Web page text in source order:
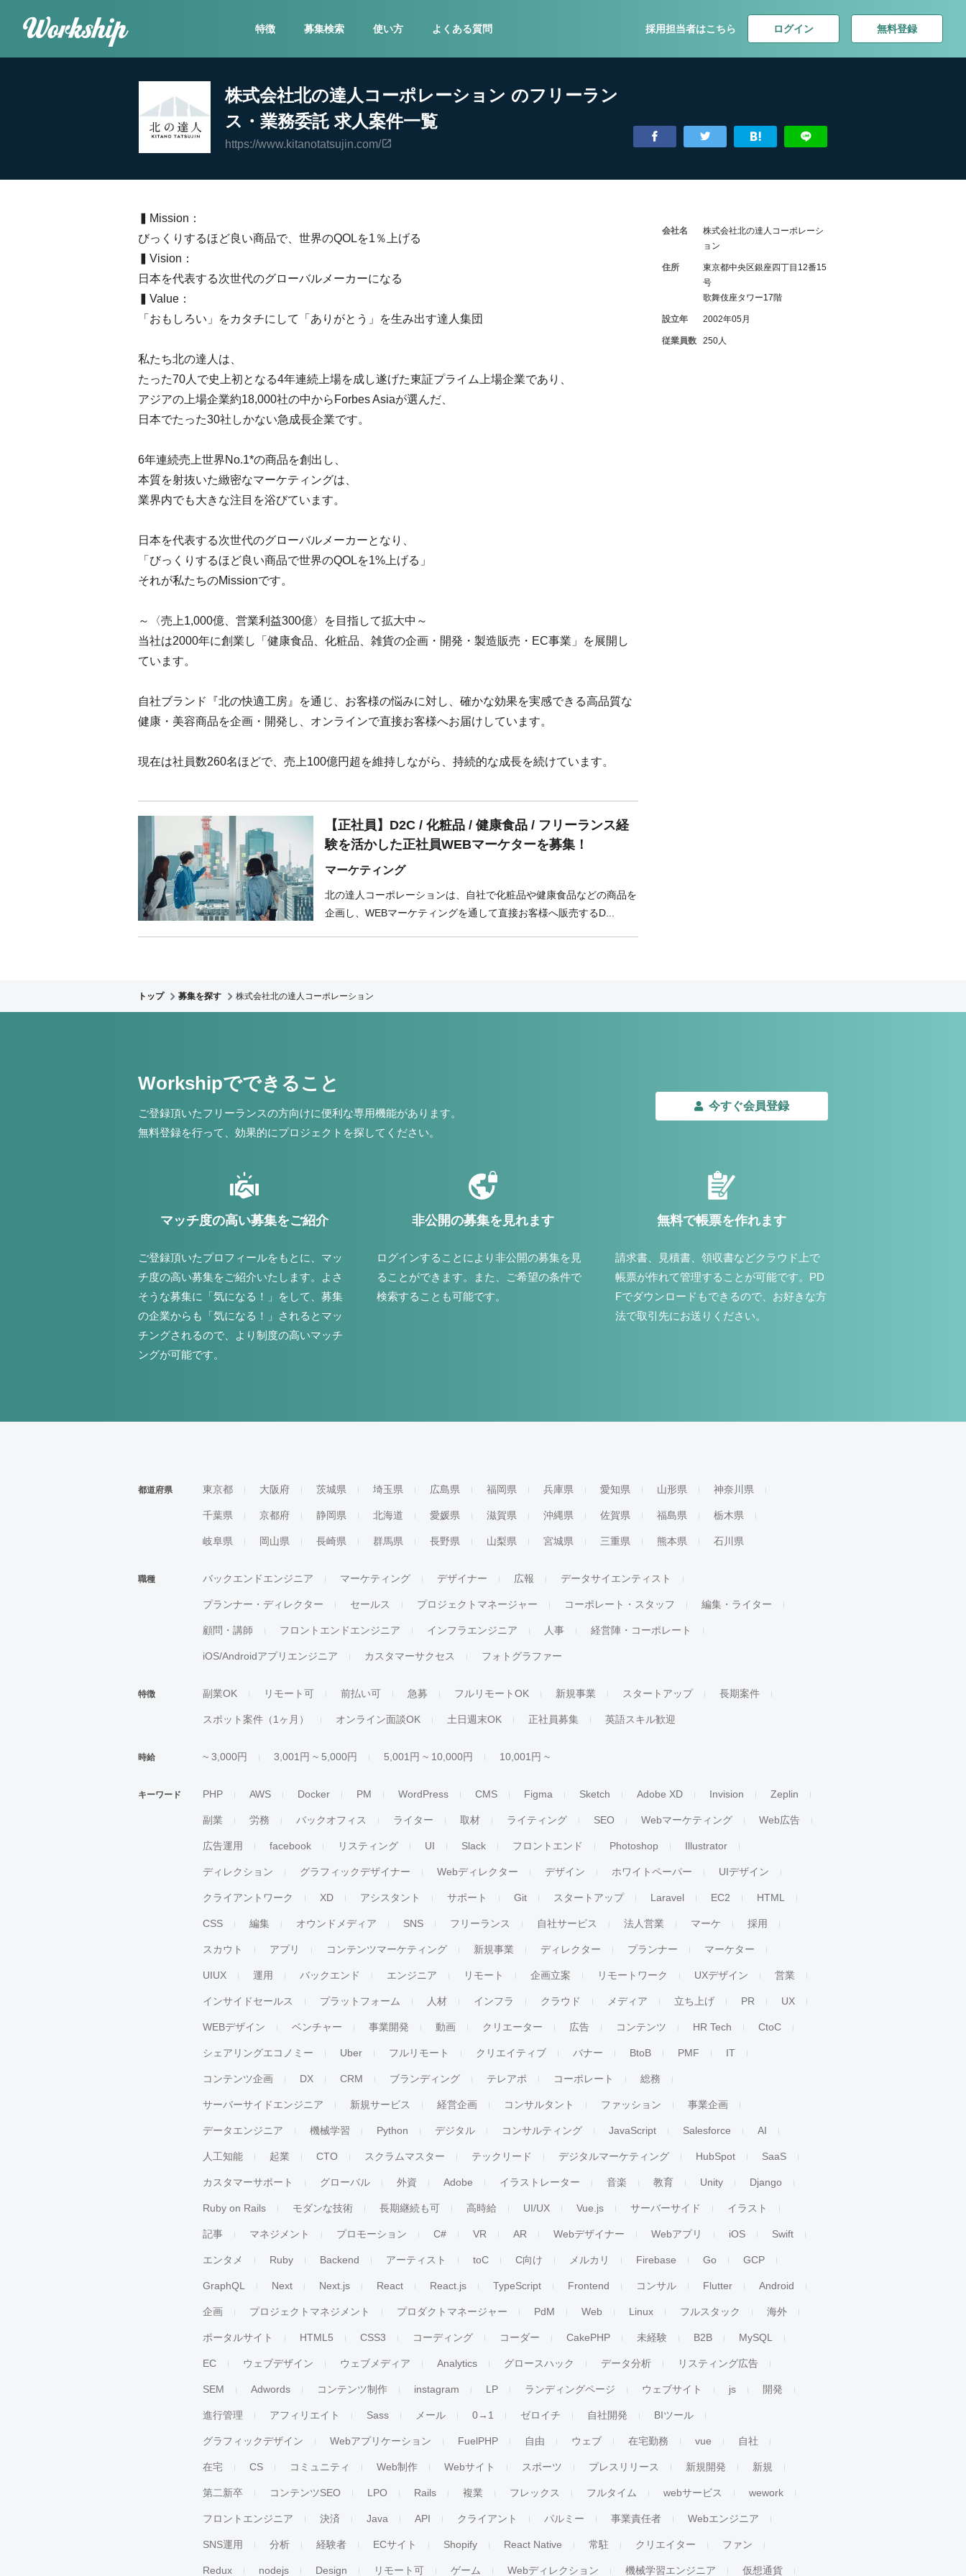
特徴 募集検索 使い方 よくある質問 採用担当者はこちら ログイン 無料登録
株式会社北の達人コーポレーション のフリーラン
ス・業務委託 求人案件一覧
https://www.kitanotatsujin.com/
▍Mission：
びっくりするほど良い商品で、世界のQOLを1％上げる
▍Vision：
日本を代表する次世代のグローバルメーカーになる
▍Value：
「おもしろい」をカタチにして「ありがとう」を生み出す達人集団
私たち北の達人は、
たった70人で史上初となる4年連続上場を成し遂げた東証プライム上場企業であり、
アジアの上場企業約18,000社の中からForbes Asiaが選んだ、
日本でたった30社しかない急成長企業です。
6年連続売上世界No.1*の商品を創出し、
本質を射抜いた緻密なマーケティングは、
業界内でも大きな注目を浴びています。
日本を代表する次世代のグローバルメーカーとなり、
「びっくりするほど良い商品で世界のQOLを1%上げる」
それが私たちのMissionです。
～〈売上1,000億、営業利益300億〉を目指して拡大中～
当社は2000年に創業し「健康食品、化粧品、雑貨の企画・開発・製造販売・EC事業」を展開し
ています。
自社ブランド『北の快適工房』を通じ、お客様の悩みに対し、確かな効果を実感できる高品質な
健康・美容商品を企画・開発し、オンラインで直接お客様へお届けしています。
現在は社員数260名ほどで、売上100億円超を維持しながら、持続的な成長を続けています。
【正社員】D2C / 化粧品 / 健康食品 / フリーランス経
験を活かした正社員WEBマーケターを募集！
マーケティング
北の達人コーポレーションは、自社で化粧品や健康食品などの商品を
企画し、WEBマーケティングを通して直接お客様へ販売するD...
会社名
株式会社北の達人コーポレーシ
ョン
住所
東京都中央区銀座四丁目12番15
号
歌舞伎座タワー17階
設立年 2002年05月
従業員数 250人
トップ 募集を探す 株式会社北の達人コーポレーション
Workshipでできること
ご登録頂いたフリーランスの方向けに便利な専用機能があります。
無料登録を行って、効果的にプロジェクトを探してください。
今すぐ会員登録
マッチ度の高い募集をご紹介
ご登録頂いたプロフィールをもとに、マッ
チ度の高い募集をご紹介いたします。よさ
そうな募集に「気になる！」をして、募集
の企業からも「気になる！」されるとマッ
チングされるので、より制度の高いマッチ
ングが可能です。
非公開の募集を見れます
ログインすることにより非公開の募集を見
ることができます。また、ご希望の条件で
検索することも可能です。
無料で帳票を作れます
請求書、見積書、領収書などクラウド上で
帳票が作れて管理することが可能です。PD
Fでダウンロードもできるので、お好きな方
法で取引先にお送りください。
都道府県 東京都 大阪府 茨城県 埼玉県 広島県 福岡県 兵庫県 愛知県 山形県 神奈川県
千葉県 京都府 静岡県 北海道 愛媛県 滋賀県 沖縄県 佐賀県 福島県 栃木県
岐阜県 岡山県 長崎県 群馬県 長野県 山梨県 宮城県 三重県 熊本県 石川県
職種 バックエンドエンジニア マーケティング デザイナー 広報 データサイエンティスト
プランナー・ディレクター セールス プロジェクトマネージャー コーポレート・スタッフ 編集・ライター
顧問・講師 フロントエンドエンジニア インフラエンジニア 人事 経営陣・コーポレート
iOS/Androidアプリエンジニア カスタマーサクセス フォトグラファー
特徴 副業OK リモート可 前払い可 急募 フルリモートOK 新規事業 スタートアップ 長期案件
スポット案件（1ヶ月） オンライン面談OK 土日週末OK 正社員募集 英語スキル歓迎
時給 ~ 3,000円 3,001円 ~ 5,000円 5,001円 ~ 10,000円 10,001円 ~
キーワード PHP AWS Docker PM WordPress CMS Figma Sketch Adobe XD Invision Zeplin
副業 労務 バックオフィス ライター 取材 ライティング SEO Webマーケティング Web広告
広告運用 facebook リスティング UI Slack フロントエンド Photoshop Illustrator
ディレクション グラフィックデザイナー Webディレクター デザイン ホワイトペーパー UIデザイン
クライアントワーク XD アシスタント サポート Git スタートアップ Laravel EC2 HTML
CSS 編集 オウンドメディア SNS フリーランス 自社サービス 法人営業 マーケ 採用
スカウト アプリ コンテンツマーケティング 新規事業 ディレクター プランナー マーケター
UIUX 運用 バックエンド エンジニア リモート 企画立案 リモートワーク UXデザイン 営業
インサイドセールス プラットフォーム 人材 インフラ クラウド メディア 立ち上げ PR UX
WEBデザイン ベンチャー 事業開発 動画 クリエーター 広告 コンテンツ HR Tech CtoC
シェアリングエコノミー Uber フルリモート クリエイティブ バナー BtoB PMF IT
コンテンツ企画 DX CRM ブランディング テレアポ コーポレート 総務
サーバーサイドエンジニア 新規サービス 経営企画 コンサルタント ファッション 事業企画
データエンジニア 機械学習 Python デジタル コンサルティング JavaScript Salesforce AI
人工知能 起業 CTO スクラムマスター テックリード デジタルマーケティング HubSpot SaaS
カスタマーサポート グローバル 外資 Adobe イラストレーター 音楽 教育 Unity Django
Ruby on Rails モダンな技術 長期継続も可 高時給 UI/UX Vue.js サーバーサイド イラスト
記事 マネジメント プロモーション C# VR AR Webデザイナー Webアプリ iOS Swift
エンタメ Ruby Backend アーティスト toC C向け メルカリ Firebase Go GCP
GraphQL Next Next.js React React.js TypeScript Frontend コンサル Flutter Android
企画 プロジェクトマネジメント プロダクトマネージャー PdM Web Linux フルスタック 海外
ポータルサイト HTML5 CSS3 コーディング コーダー CakePHP 未経験 B2B MySQL
EC ウェブデザイン ウェブメディア Analytics グロースハック データ分析 リスティング広告
SEM Adwords コンテンツ制作 instagram LP ランディングページ ウェブサイト js 開発
進行管理 アフィリエイト Sass メール 0→1 ゼロイチ 自社開発 BIツール
グラフィックデザイン Webアプリケーション FuelPHP 自由 ウェブ 在宅勤務 vue 自社
在宅 CS コミュニティ Web制作 Webサイト スポーツ プレスリリース 新規開発 新規
第二新卒 コンテンツSEO LPO Rails 複業 フレックス フルタイム webサービス wework
フロントエンジニア 決済 Java API クライアント パルミー 事業責任者 Webエンジニア
SNS運用 分析 経験者 ECサイト Shopify React Native 常駐 クリエイター ファン
Redux nodejs Design リモート可 ゲーム Webディレクション 機械学習エンジニア 仮想通貨